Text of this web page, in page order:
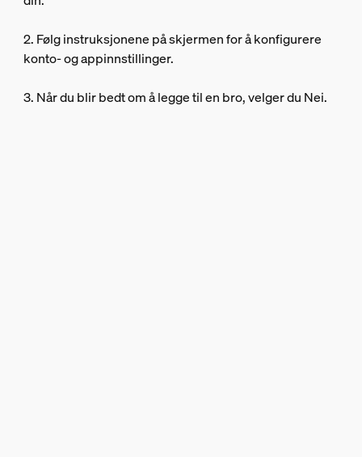
2. Følg instruksjonene på skjermen for å konfigurere
konto- og appinnstillinger.
3. Når du blir bedt om å legge til en bro, velger du Nei.